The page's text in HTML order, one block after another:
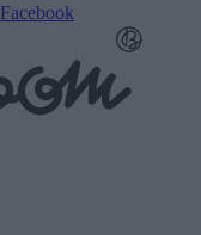
Facebook